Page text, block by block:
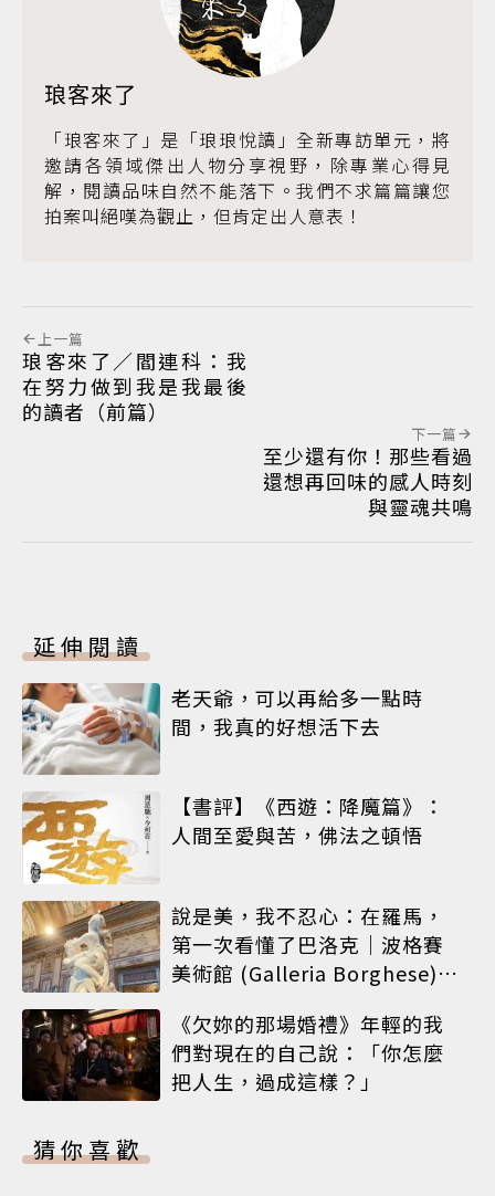
琅客來了
「琅客來了」是「琅琅悅讀」全新專訪單元，將
邀請各領域傑出人物分享視野，除專業心得見
解，閱讀品味自然不能落下。我們不求篇篇讓您
拍案叫絕嘆為觀止，但肯定出人意表！
上一篇
琅客來了／閻連科：我
在努力做到我是我最後
的讀者（前篇）
下一篇
至少還有你！那些看過
還想再回味的感人時刻
與靈魂共鳴
延伸閱讀
老天爺，可以再給多一點時
間，我真的好想活下去
【書評】《西遊：降魔篇》：
人間至愛與苦，佛法之頓悟
說是美，我不忍心：在羅馬，
第一次看懂了巴洛克｜波格賽
美術館 (Galleria Borghese)｜
《欠妳的那場婚禮》年輕的我
們對現在的自己說：「你怎麼
把人生，過成這樣？」
猜你喜歡